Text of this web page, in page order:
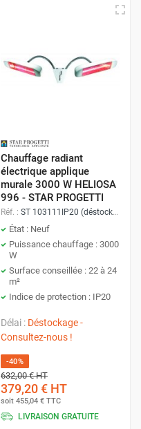
Chauffage radiant
électrique applique
murale 3000 W HELIOSA
996 - STAR PROGETTI
Réf. : ST 103111IP20 (déstockage)
État : Neuf
Puissance chauffage : 3000
W
Surface conseillée : 22 à 24
m²
Indice de protection : IP20
Délai : Déstockage -
Consultez-nous !
-40%
632,00 €HT
379,20 € HT
soit 455,04 € TTC
LIVRAISON GRATUITE